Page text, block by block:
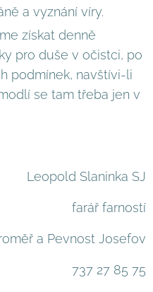
a vyznání víry.
získat denně
pro duše v očistci, po
podmínek, navštívi-li
se tam třeba jen v
Leopold Slaninka SJ
farář farností
a Pevnost Josefov
737 27 85 75